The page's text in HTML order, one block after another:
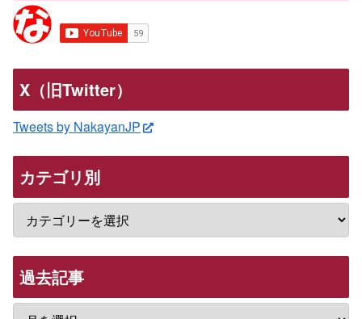
X（旧Twitter）
Tweets by NakayanJP
カテゴリ別
過去記事